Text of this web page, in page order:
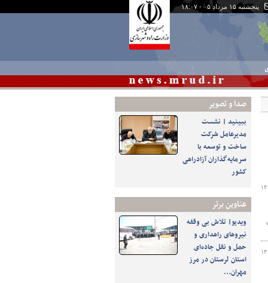
پنجشنبه ۱۵ مرداد ۰۵ - ۱۸:۰۷
صدا و تصوير
ببینید | نشست
مدیرعامل شرکت
ساخت و توسعه با
سرمایه‌گذاران آزادراهی
کشور
عناوین برتر
ویدیو| تلاش بی وقفه
نیروهای راهداری و
حمل و نقل جاده‌ای
استان لرستان در مرز
مهران…